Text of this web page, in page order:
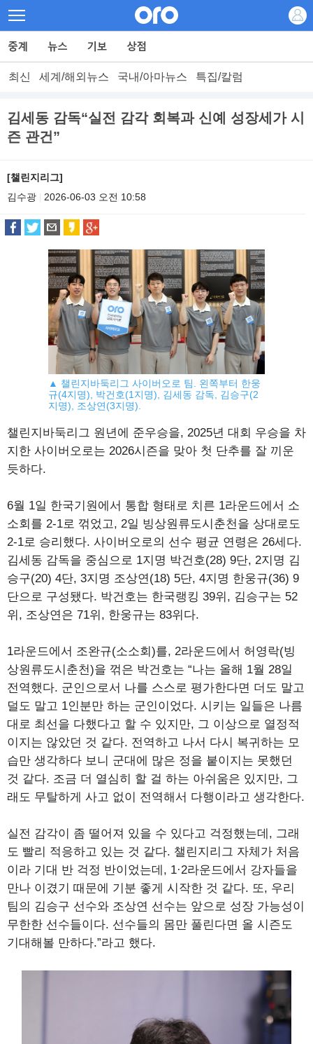
최신 세계/해외뉴스 국내/아마뉴스 특집/칼럼
김세동 감독“실전 감각 회복과 신예 성장세가 시
즌 관건”
[챌린지리그]
김수광
2026-06-03 오전 10:58
▲ 챌린지바둑리그 사이버오로 팀. 왼쪽부터 한웅
규(4지명), 박건호(1지명), 김세동 감독, 김승구(2
지명), 조상연(3지명).
챌린지바둑리그 원년에 준우승을, 2025년 대회 우승을 차
지한 사이버오로는 2026시즌을 맞아 첫 단추를 잘 끼운
듯하다.
6월 1일 한국기원에서 통합 형태로 치른 1라운드에서 소
소회를 2-1로 꺾었고, 2일 빙상원류도시춘천을 상대로도
2-1로 승리했다. 사이버오로의 선수 평균 연령은 26세다.
김세동 감독을 중심으로 1지명 박건호(28) 9단, 2지명 김
승구(20) 4단, 3지명 조상연(18) 5단, 4지명 한웅규(36) 9
단으로 구성됐다. 박건호는 한국랭킹 39위, 김승구는 52
위, 조상연은 71위, 한웅규는 83위다.
1라운드에서 조완규(소소회)를, 2라운드에서 허영락(빙
상원류도시춘천)을 꺾은 박건호는 “나는 올해 1월 28일
전역했다. 군인으로서 나를 스스로 평가한다면 더도 말고
덜도 말고 1인분만 하는 군인이었다. 시키는 일들은 나름
대로 최선을 다했다고 할 수 있지만, 그 이상으로 열정적
이지는 않았던 것 같다. 전역하고 나서 다시 복귀하는 모
습만 생각하다 보니 군대에 많은 정을 붙이지는 못했던
것 같다. 조금 더 열심히 할 걸 하는 아쉬움은 있지만, 그
래도 무탈하게 사고 없이 전역해서 다행이라고 생각한다.
실전 감각이 좀 떨어져 있을 수 있다고 걱정했는데, 그래
도 빨리 적응하고 있는 것 같다. 챌린지리그 자체가 처음
이라 기대 반 걱정 반이었는데, 1·2라운드에서 강자들을
만나 이겼기 때문에 기분 좋게 시작한 것 같다. 또, 우리
팀의 김승구 선수와 조상연 선수는 앞으로 성장 가능성이
무한한 선수들이다. 선수들의 몸만 풀린다면 올 시즌도
기대해볼 만하다.”라고 했다.